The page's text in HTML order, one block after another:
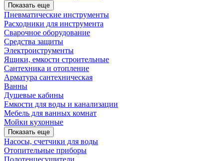
Показать еще
Пневматические инструменты
Расходники для инструмента
Сварочное оборудование
Средства защиты
Электроиструменты
Ящики, емкости строительные
Сантехника и отопление
Арматура сантехническая
Ванны
Душевые кабины
Емкости для воды и канализации
Мебель для ванных комнат
Мойки кухонные
Показать еще
Насосы, счетчики для воды
Отопительные приборы
Полотенцесушители